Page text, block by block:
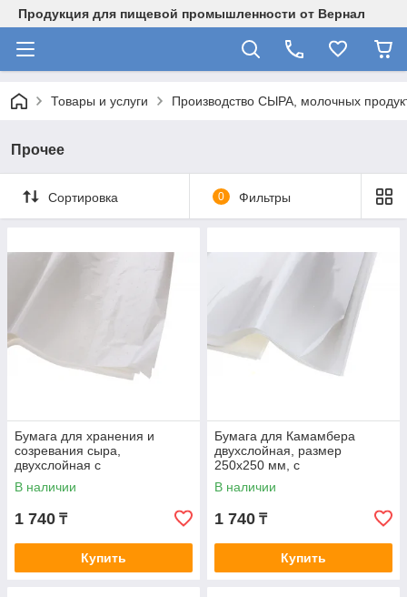
Продукция для пищевой промышленности от Вернал
Товары и услуги Производство СЫРА, молочных
Прочее
Сортировка 0 Фильтры
Бумага для хранения и
созревания сыра,
двухслойная с
микроперфорацией, размер
250х250 мм (упаковка 10
В наличии
1 740 ₸
Купить
Бумага для Камамбера
двухслойная, размер
250х250 мм, с
микроперфорацией
(упаковка 10 листов)
В наличии
1 740 ₸
Купить